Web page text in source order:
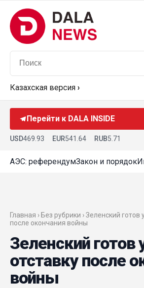
Казахская версия ›
Перейти к DALA INSIDE
USD469.93 EUR541.64 RUB5.71
АЭС: референдумЗакон и порядок
Главная › Без рубрики › Зеленский готов
после окончания войны
Зеленский готов
отставку после
войны